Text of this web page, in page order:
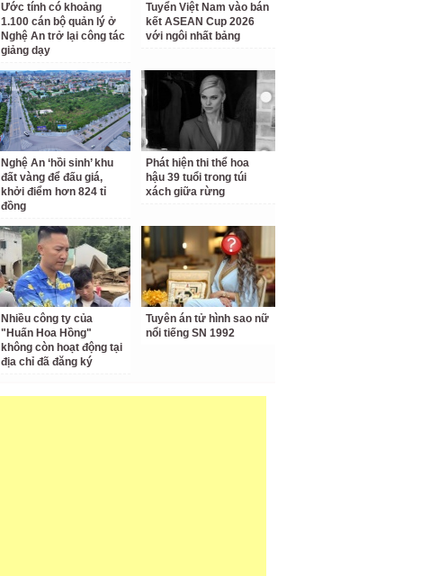
Ước tính có khoảng
1.100 cán bộ quản lý ở
Nghệ An trở lại công tác
giảng dạy
Tuyển Việt Nam vào bán
kết ASEAN Cup 2026
với ngôi nhất bảng
Nghệ An ‘hồi sinh’ khu
đất vàng để đấu giá,
khởi điểm hơn 824 tỉ
đồng
Phát hiện thi thể hoa
hậu 39 tuổi trong túi
xách giữa rừng
Nhiều công ty của
"Huấn Hoa Hồng"
không còn hoạt động tại
địa chỉ đã đăng ký
Tuyên án tử hình sao nữ
nổi tiếng SN 1992